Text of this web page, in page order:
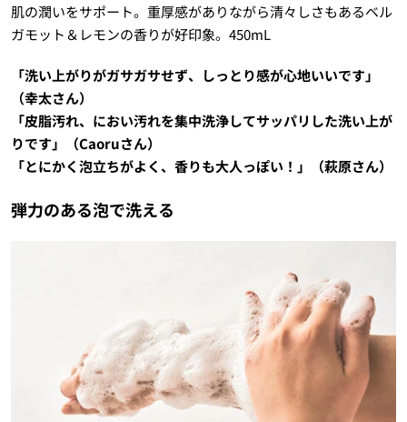
肌の潤いをサポート。重厚感がありながら清々しさもあるベル
ガモット＆レモンの香りが好印象。450mL
「洗い上がりがガサガサせず、しっとり感が心地いいです」
（幸太さん）
「皮脂汚れ、におい汚れを集中洗浄してサッパリした洗い上が
りです」（Caoruさん）
「とにかく泡立ちがよく、香りも大人っぽい！」（萩原さん）
弾力のある泡で洗える